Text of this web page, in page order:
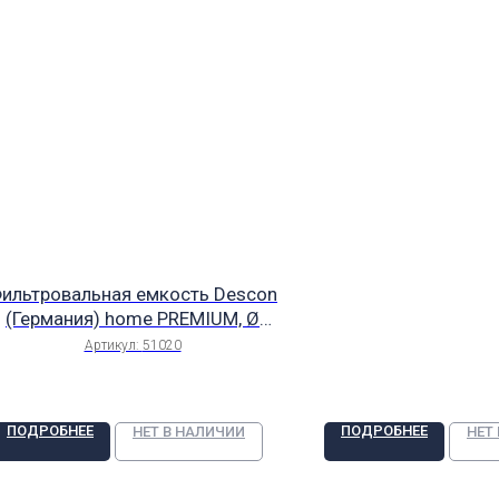
емкость Descon
(Германия) home PREMIUM, Ø
610, h =1080 mm, коллектор,
51020
Артикул: 51020
ПОДРОБНЕЕ НЕТ В НАЛИЧИИ ПОДРОБНЕЕ НЕТ